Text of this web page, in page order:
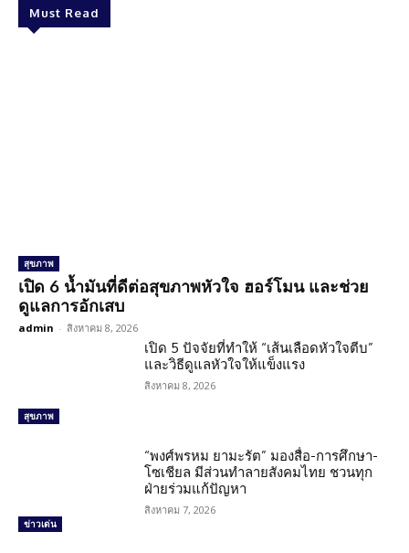
Must Read
สุขภาพ
เปิด 6 น้ำมันที่ดีต่อสุขภาพหัวใจ ฮอร์โมน และช่วย
ดูแลการอักเสบ
admin - สิงหาคม 8, 2026
สุขภาพ
เปิด 5 ปัจจัยที่ทำให้ “เส้นเลือดหัวใจตีบ”
และวิธีดูแลหัวใจให้แข็งแรง
สิงหาคม 8, 2026
ข่าวเด่น
“พงศ์พรหม ยามะรัต” มองสื่อ-การศึกษา-
โซเชียล มีส่วนทำลายสังคมไทย ชวนทุก
ฝ่ายร่วมแก้ปัญหา
สิงหาคม 7, 2026